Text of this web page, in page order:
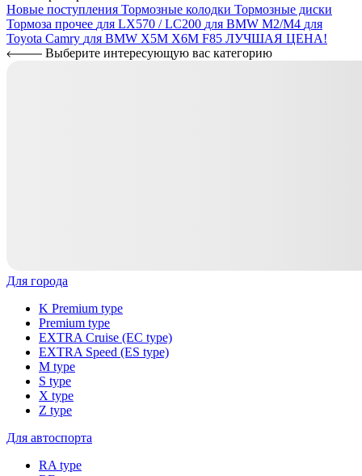
Новые поступления Тормозные колодки Тормозные диски
Тормоза прочее для LX570 / LC200 для BMW M2/M4 для
Toyota Camry для BMW X5M X6M F85 ЛУЧШАЯ ЦЕНА!
Выберите интересующую вас категорию
Для города
K Premium type
Premium type
EXTRA Cruise (EC type)
EXTRA Speed (ES type)
M type
S type
X type
Z type
Для автоспорта
RA type